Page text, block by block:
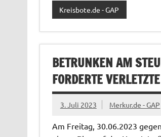
Kreisbote.de - GAP
BETRUNKEN AM
FORDERTE
3. Juli 2023 Merkur.de - GAP
Am Freitag, 30.06.2023